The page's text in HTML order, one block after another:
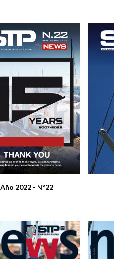
Año 2022 - Nº22